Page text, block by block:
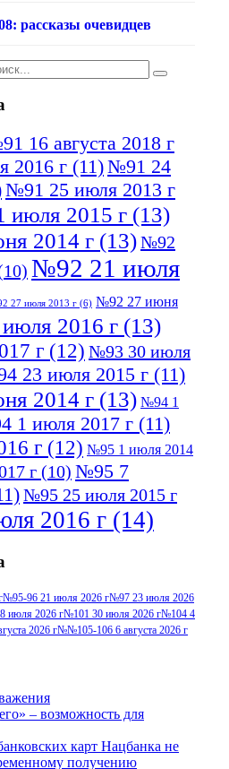
рассказы очевидцев
16 августа 2018 г
2016 г (11)№91 24
№91 25 июля 2013 г
2015 г (13)
2014 г (13)№92
№92 21 июля
27 июля 2013 г (6) №92 27 июня
2016 г (13)
г (12) №93 30 июля
23 июля 2015 г (11)
2014 г (13) №94 1
1 июля 2017 г (11)
г (12) №95 1 июля 2014
г (10) №95 7
№95 25 июля 2015 г
2016 г (14)
№96 9 августа 2012
2015 г(9) №96+97 3
30 июля
30 июля 2015 г
2015 г
№98 5 июля 2014 г(10)
№95-96 21 июля 2026 г№97 23 июля 2026
июля 2026 г№101 30 июля 2026 г№104 4
2026 г№№105-106 6 августа 2026 г
– возможность для
карт Нацбанка не
получению